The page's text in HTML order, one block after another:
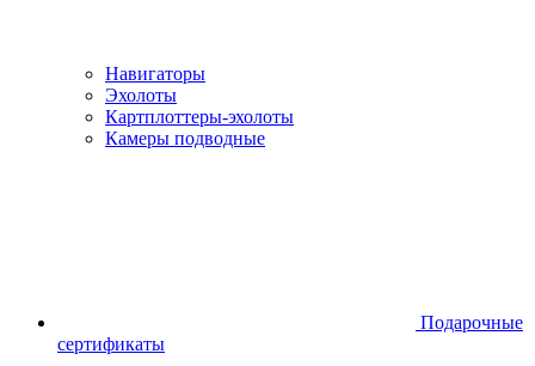
Навигаторы
Эхолоты
Картплоттеры-эхолоты
Камеры подводные
Подарочные
сертификаты